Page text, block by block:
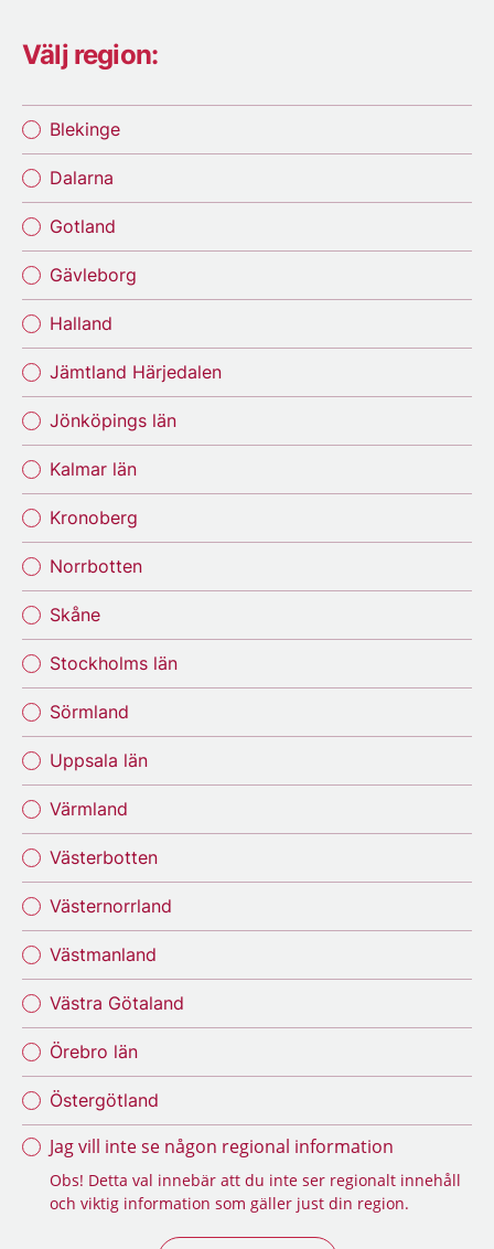
Välj region:
Blekinge
Dalarna
Gotland
Gävleborg
Halland
Jämtland Härjedalen
Jönköpings län
Kalmar län
Kronoberg
Norrbotten
Skåne
Stockholms län
Sörmland
Uppsala län
Värmland
Västerbotten
Västernorrland
Västmanland
Västra Götaland
Örebro län
Östergötland
Jag vill inte se någon regional information
Obs! Detta val innebär att du inte ser regionalt innehåll
och viktig information som gäller just din region.